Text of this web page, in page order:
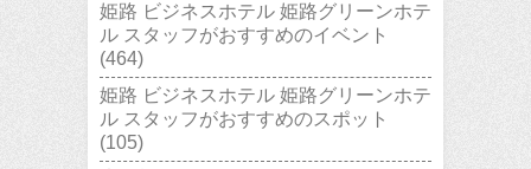
姫路 ビジネスホテル 姫路グリーンホテ
ル スタッフがおすすめのイベント
(464)
姫路 ビジネスホテル 姫路グリーンホテ
ル スタッフがおすすめのスポット
(105)